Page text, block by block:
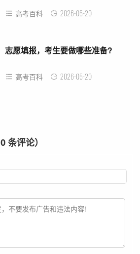
高考百科 2026-05-20
志愿填报，考生要做哪些准备?
高考百科 2026-05-20
0 条评论）